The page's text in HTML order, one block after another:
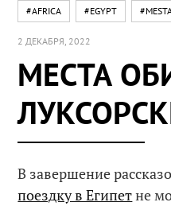
#AFRICA #EGYPT
2 ДЕКАБРЯ, 2022
МЕСТА
В завершение
поездку в Египетне